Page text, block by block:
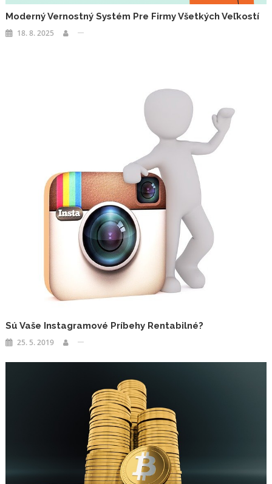
Moderný Vernostný Systém Pre Firmy Všetkých Veľkostí
18. 8. 2025
Sú Vaše Instagramové Príbehy Rentabilné?
25. 5. 2019